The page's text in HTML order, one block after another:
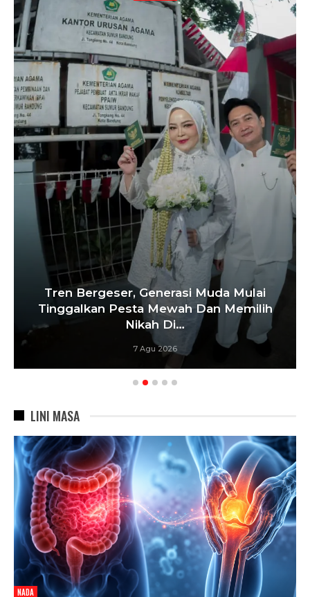
Tren Bergeser, Generasi Muda Mulai
Tinggalkan Pesta Mewah Dan Memilih
Nikah Di…
7 Agu 2026
LINI MASA
NADA